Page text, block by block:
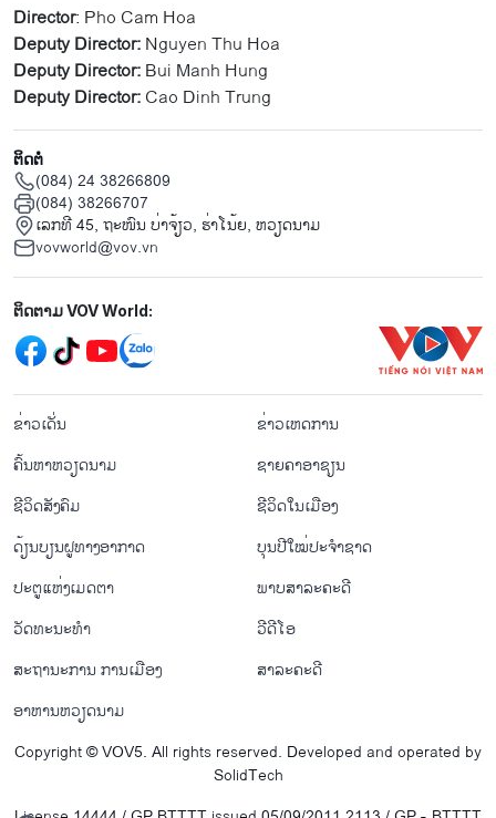
Director: Pho Cam Hoa
Deputy Director:Nguyen Thu Hoa
Deputy Director:Bui Manh Hung
Deputy Director:Cao Dinh Trung
ຕິດຕໍ່
(084) 24 38266809
(084) 38266707
ເລກທີ 45, ຖະໜົນ ບ່າ​ຈ້ຽວ, ຮ່າ​ໂນ້ຍ, ຫວຽດນາມ
vovworld@vov.vn
Mạng xã hội
ຕິດຕາມ VOV World:
menu footer tiếng Lào
ຂ່າວເດັ່ນ
ຂ່າວເຫດການ
ຄົ້ນຫາຫວຽດນາມ
ຊາຍຄາອາຊຽນ
ຊີ​ວິດ​ສັງ​ຄົມ
ຊີ​ວິດ​ໃນ​ເມືອງ
ດ້ຽນບຽນ​ຝູທາງ​ອາກາດ
ບຸນປີໃໝ່ປະຈຳຊາດ
ປະຕູແຫ່ງເມດຕາ
ພາບສາລະຄະດີ
ວັດທະນະທໍາ
ວີດີໂອ
ສະຖານະການ ການເມືອງ
ສາລະຄະດີ
ອາຫານຫວຽດນາມ
Copyright © VOV5. All rights reserved. Developed and operated by
SolidTech